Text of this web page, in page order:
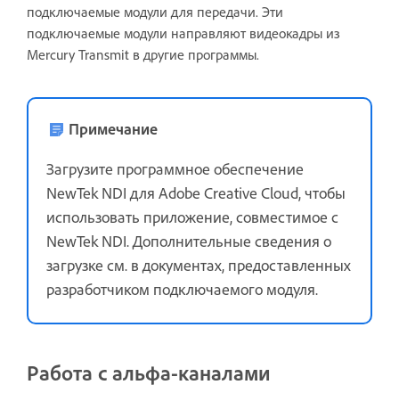
подключаемые модули для передачи. Эти
подключаемые модули направляют видеокадры из
Mercury Transmit в другие программы.
Примечание
Загрузите программное обеспечение
NewTek NDI для Adobe Creative Cloud, чтобы
использовать приложение, совместимое с
NewTek NDI. Дополнительные сведения о
загрузке см. в документах, предоставленных
разработчиком подключаемого модуля.
Работа с альфа-каналами